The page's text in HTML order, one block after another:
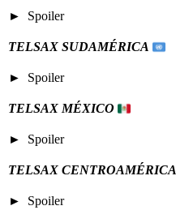
Spoiler
TELSAX SUDAMÉRICA
Spoiler
TELSAX MÉXICO
Spoiler
TELSAX CENTROAMÉRICA
Spoiler